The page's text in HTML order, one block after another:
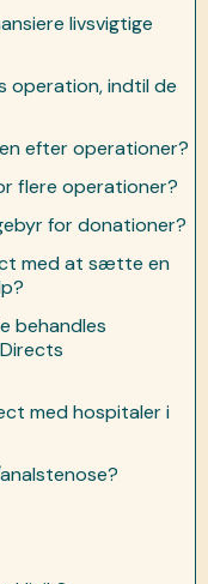
livsvigtige
operation, indtil de
efter operationer?
flere operationer?
for donationer?
med at sætte en
behandles
med hospitaler i